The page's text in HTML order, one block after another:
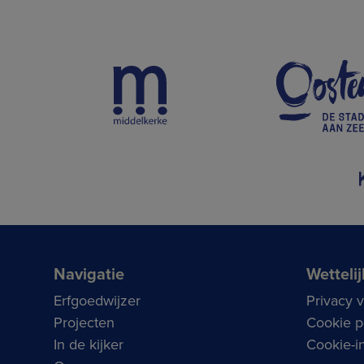
Navigatie
Erfgoedwijzer
Projecten
In de kijker
Privacy
Cookie
Cookie-